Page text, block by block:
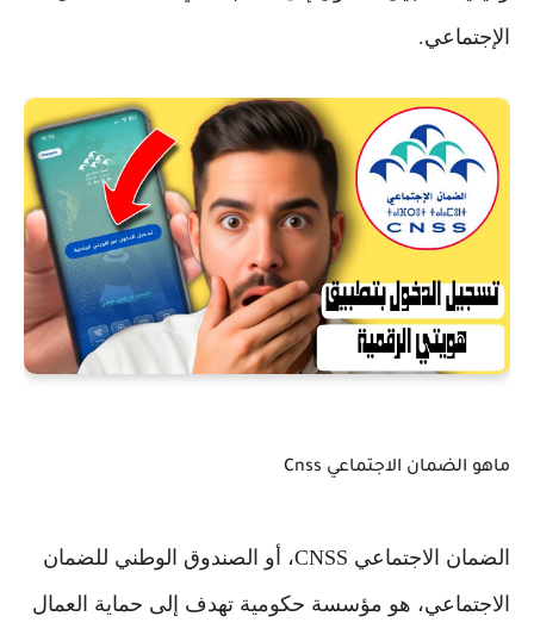
الإجتماعي.
ماهو الضمان الاجتماعي Cnss
الضمان الاجتماعي CNSS، أو الصندوق الوطني للضمان
الاجتماعي، هو مؤسسة حكومية تهدف إلى حماية العمال